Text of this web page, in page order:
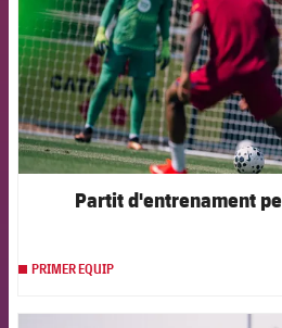
Partit d'entrenament
PRIMER EQUIP